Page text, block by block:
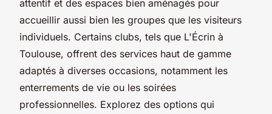
attentif et des espaces bien aménagés pour
accueillir aussi bien les groupes que les visiteurs
individuels. Certains clubs, tels que L'Écrin à
Toulouse, offrent des services haut de gamme
adaptés à diverses occasions, notamment les
enterrements de vie ou les soirées
professionnelles. Explorez des options qui